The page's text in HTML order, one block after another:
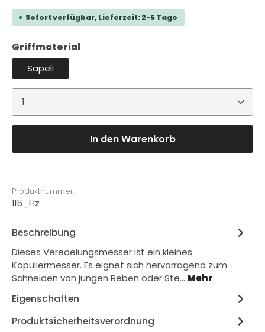
Sofort verfügbar, Lieferzeit: 2-5 Tage
Griffmaterial
Sapeli
Produkt Anzahl: Gib den gewünschten Wert
In den Warenkorb
Produktnummer:
115_Hz
Beschreibung
Dieses Veredelungsmesser ist ein kleines
Kopuliermesser. Es eignet sich hervorragend zum
Schneiden von jungen Reben oder Ste… Mehr
Eigenschaften
Produktsicherheitsverordnung